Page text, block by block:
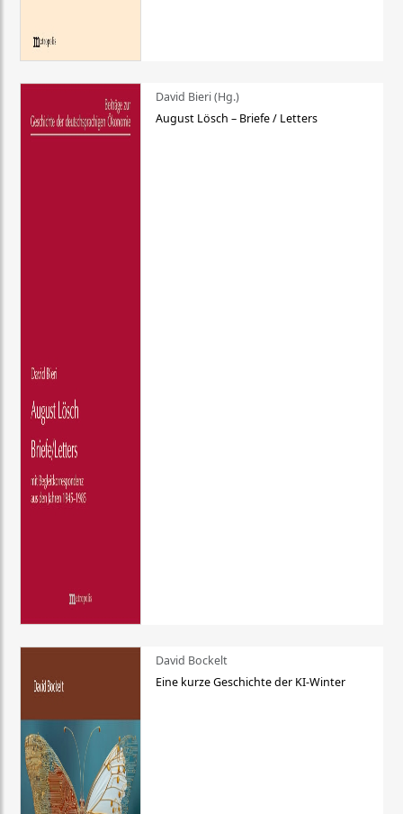
David Bieri (Hg.)
August Lösch – Briefe / Letters
David Bockelt
Eine kurze Geschichte der KI-Winter